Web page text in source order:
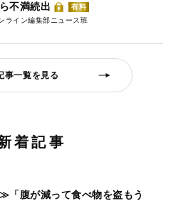
不満続出
有料
ライン編集部ニュース班
事一覧を見る
着記事
腹が減って食べ物を盗もう